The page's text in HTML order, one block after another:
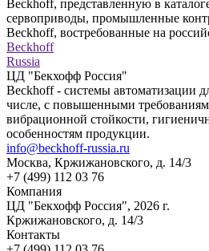
Beckhoff, представленную в
сервоприводы, промышленные
Beckhoff, востребованные на
Beckhoff
Russia
ЦД "Бекхофф Россия"
Beckhoff - системы автоматизации
числе, с повышенными
вибрационной стойкости,
особенностям продукции.
info@beckhoff-russia.ru
Москва, Кржижановского, д. 14/3
Компания
ЦД "Бекхофф Россия", 2026 г.
Кржижановского, д. 14/3
Контакты